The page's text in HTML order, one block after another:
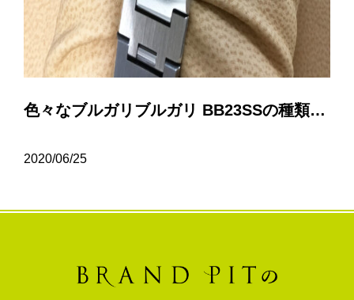
色々なブルガリブルガリ BB23SSの種類について…
2020/06/25